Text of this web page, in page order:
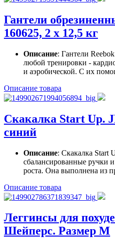
Гантели
160625, 2 х 12,5 кг
Описание: Гантели
любой тренировки -
и аэробической. С их
Описание товара
Скакалка Start Up.
синий
Описание: Скакалка Start
сбалансированные ручки
роста. Она выполнена из
Описание товара
Леггинсы для
Шейперс. Размер M